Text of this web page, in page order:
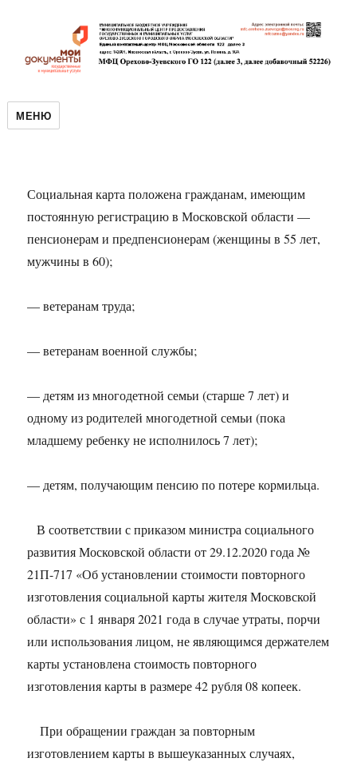
МЕНЮ
Социальная карта положена гражданам, имеющим
постоянную регистрацию в Московской области —
пенсионерам и предпенсионерам (женщины в 55 лет,
мужчины в 60);
— ветеранам труда;
— ветеранам военной службы;
— детям из многодетной семьи (старше 7 лет) и
одному из родителей многодетной семьи (пока
младшему ребенку не исполнилось 7 лет);
— детям, получающим пенсию по потере кормильца.
⠀В соответствии с приказом министра социального
развития Московской области от 29.12.2020 года №
21П-717 «Об установлении стоимости повторного
изготовления социальной карты жителя Московской
области» с 1 января 2021 года в случае утраты, порчи
или использования лицом, не являющимся держателем
карты установлена стоимость повторного
изготовления карты в размере 42 рубля 08 копеек.
⠀ При обращении граждан за повторным
изготовлением карты в вышеуказанных случаях,